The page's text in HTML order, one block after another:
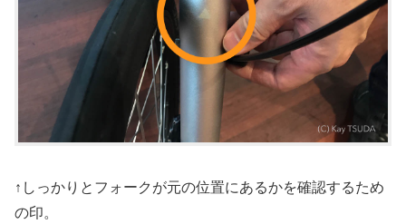
↑しっかりとフォークが元の位置にあるかを確認するため
の印。